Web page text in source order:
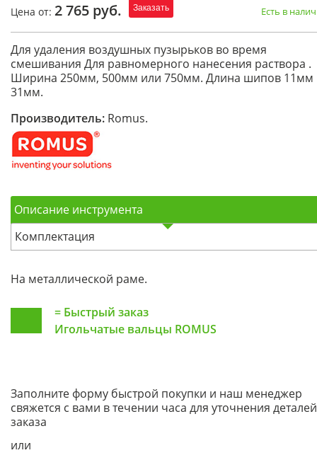
Цена от: 2 765 руб. Заказать Есть в
Для удаления воздушных пузырьков во время
смешивания Для равномерного нанесения раствора .
Ширина 250мм, 500мм или 750мм. Длина шипов 11мм
31мм.
Производитель: Romus.
Описание инструмента
Комплектация
На металлической раме.
= Быстрый заказ
Игольчатые вальцы ROMUS
Заполните форму быстрой покупки и наш менеджер
свяжется с вами в течении часа для уточнения деталей
заказа
или